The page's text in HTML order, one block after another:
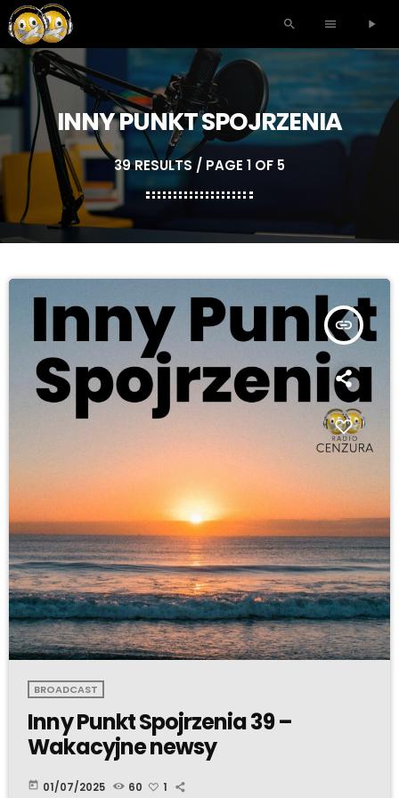
search menu play_arrow
INNY PUNKT SPOJRZENIA
39 RESULTS / PAGE 1 OF 5
insert_link
BROADCAST
Inny Punkt Spojrzenia 39 –
Wakacyjne newsy
today 01/07/2025 60 1